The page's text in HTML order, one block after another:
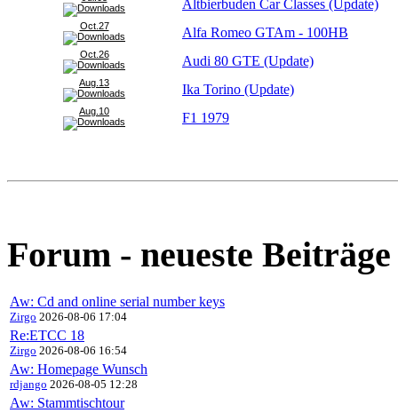
Altbierbuden Car Classes (Update)
Oct.27 Alfa Romeo GTAm - 100HB
Oct.26 Audi 80 GTE (Update)
Aug.13 Ika Torino (Update)
Aug.10 F1 1979
Forum - neueste Beiträge
Aw: Cd and online serial number keys
Zirgo 2026-08-06 17:04
Re:ETCC 18
Zirgo 2026-08-06 16:54
Aw: Homepage Wunsch
rdjango 2026-08-05 12:28
Aw: Stammtischtour